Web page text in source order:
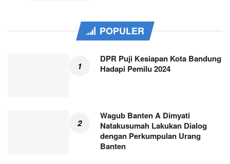
POPULER
DPR Puji Kesiapan Kota Bandung
Hadapi Pemilu 2024
Wagub Banten A Dimyati
Natakusumah Lakukan Dialog
dengan Perkumpulan Urang
Banten